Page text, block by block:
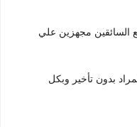
السائقين مجهزين علي
بدون تأخير وبكل